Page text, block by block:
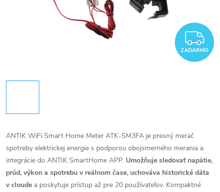
ZADARMO
ANTIK WiFi Smart Home Meter ATK-SM3FA je presný merač
spotreby elektrickej energie s podporou obojsmerného merania a
integrácie do ANTIK SmartHome APP. Umožňuje sledovať napätie,
prúd, výkon a spotrebu v reálnom čase, uchováva historické dáta
v cloude a poskytuje prístup až pre 20 používateľov. Kompaktné